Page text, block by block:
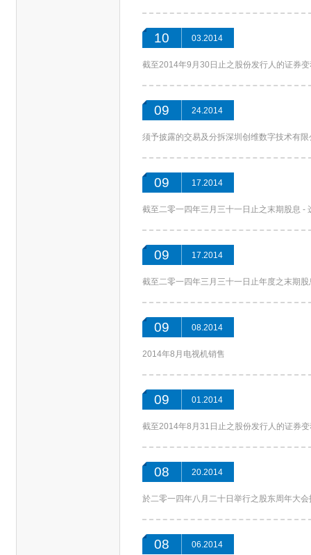
10 03.2014
截至2014年9月30日止之股份发行人的证券
09 24.2014
须予披露的交易及分拆深圳创维数字技术有
09 17.2014
截至二零一四年三月三十一日止之末期股息 -
09 17.2014
截至二零一四年三月三十一日止年度之末期
09 08.2014
2014年8月电视机销售
09 01.2014
截至2014年8月31日止之股份发行人的证券
08 20.2014
於二零一四年八月二十日举行之股东周年大
08 06.2014